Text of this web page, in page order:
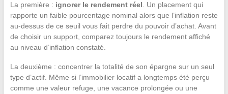
La première : ignorer le rendement réel. Un placement qui
rapporte un faible pourcentage nominal alors que l’inflation reste
au-dessus de ce seuil vous fait perdre du pouvoir d’achat. Avant
de choisir un support, comparez toujours le rendement affiché
au niveau d’inflation constaté.
La deuxième : concentrer la totalité de son épargne sur un seul
type d’actif. Même si l’immobilier locatif a longtemps été perçu
comme une valeur refuge, une vacance prolongée ou une